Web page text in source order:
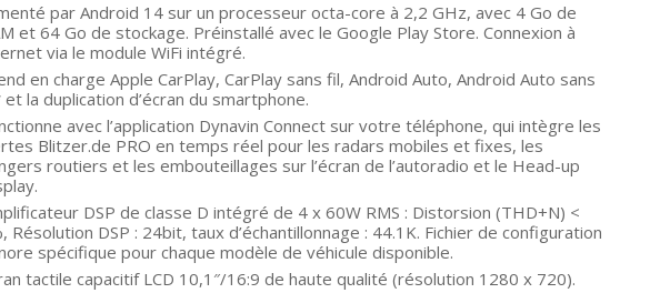
par Android 14 sur un processeur octa-core à 2,2 GHz, avec 4 Go de
et 64 Go de stockage. Préinstallé avec le Google Play Store. Connexion à
via le module WiFi intégré.
en charge Apple CarPlay, CarPlay sans fil, Android Auto, Android Auto sans
la duplication d’écran du smartphone.
avec l’application Dynavin Connect sur votre téléphone, qui intègre les
Blitzer.de PRO en temps réel pour les radars mobiles et fixes, les
routiers et les embouteillages sur l’écran de l’autoradio et le Head-up
DSP de classe D intégré de 4 x 60W RMS : Distorsion (THD+N) <
Résolution DSP : 24bit, taux d’échantillonnage : 44.1K. Fichier de configuration
spécifique pour chaque modèle de véhicule disponible.
tactile capacitif LCD 10,1″/16:9 de haute qualité (résolution 1280 x 720).